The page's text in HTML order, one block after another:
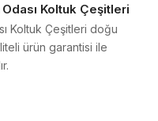
Koltuk Çeşitleri
Koltuk Çeşitleri doğu
ürün garantisi ile